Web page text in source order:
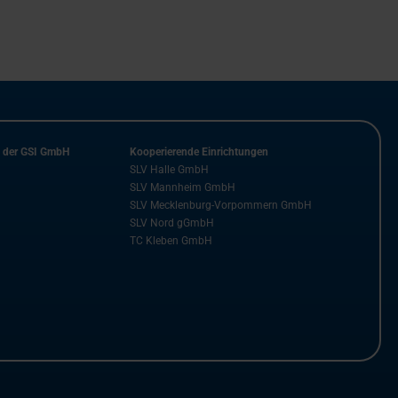
GSI GmbH
Kooperierende Einrichtungen
SLV Halle GmbH
SLV Mannheim GmbH
SLV Mecklenburg-Vorpommern GmbH
SLV Nord gGmbH
TC Kleben GmbH